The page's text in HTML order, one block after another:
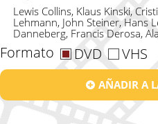
Lewis Collins, Klaus Kinski,
Lehmann, John Steiner, Hans
Danneberg, Francis Derosa,
Formato DVD VHS
AÑADIR A